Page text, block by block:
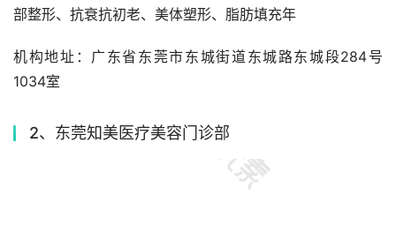
部整形、抗衰抗初老、美体塑形、脂肪填充年
机构地址：广东省东莞市东城街道东城路东城段284号
1034室
2、东莞知美医疗美容门诊部